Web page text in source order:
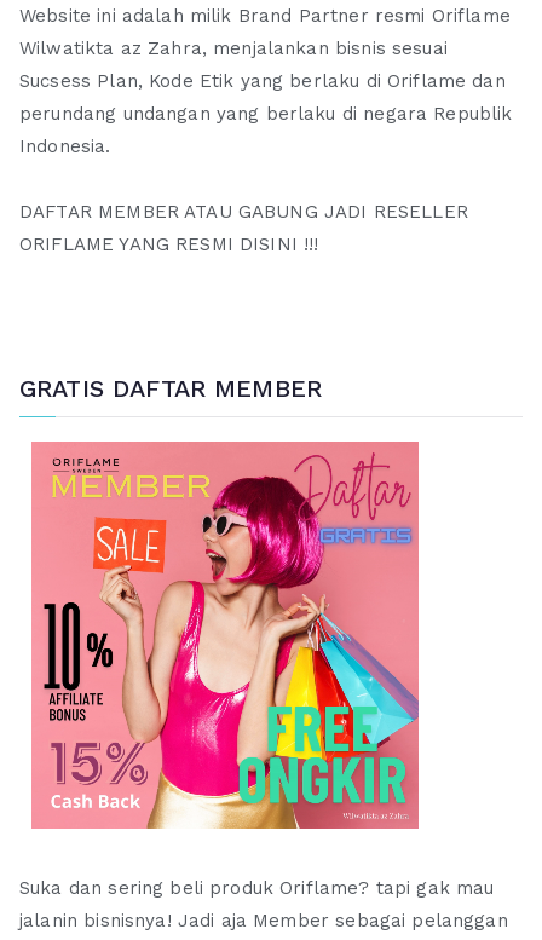
Website ini adalah milik Brand Partner resmi Oriflame
Wilwatikta az Zahra, menjalankan bisnis sesuai
Sucsess Plan, Kode Etik yang berlaku di Oriflame dan
perundang undangan yang berlaku di negara Republik
Indonesia.
DAFTAR MEMBER ATAU GABUNG JADI RESELLER
ORIFLAME YANG RESMI DISINI !!!
GRATIS DAFTAR MEMBER
Suka dan sering beli produk Oriflame? tapi gak mau
jalanin bisnisnya! Jadi aja Member sebagai pelanggan